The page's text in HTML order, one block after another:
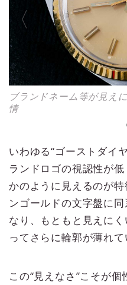
表6時側の印字もとても淡
いわゆる“ゴーストダイ
ランドロゴの視認性が
かのように見えるのが
ンゴールドの文字盤に
なり、もともと見えに
ってさらに輪郭が薄れて
この“見えなさ”こそが